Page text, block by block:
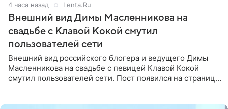
4 часа назад Lenta.Ru
Внешний вид Димы Масленникова на
свадьбе с Клавой Кокой смутил
пользователей сети
Внешний вид российского блогера и ведущего Димы
Масленникова на свадьбе с певицей Клавой Кокой
смутил пользователей сети. Пост появился на странице